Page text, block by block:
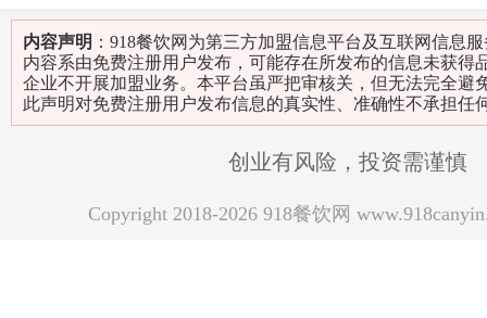
内容声明 ：918餐饮网为第三方加盟信息平台及互联网信息
内容系由免费注册用户发布，可能存在所发布的信息未获得
企业不开展加盟业务。本平台虽严把审核关，但无法完全避
此声明对免费注册用户发布信息的真实性、准确性不承担任
创业有风险，投资需谨慎
Copyright 2018-2026 918餐饮网